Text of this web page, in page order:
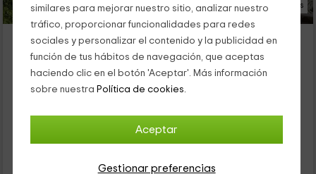
similares para mejorar nuestro sitio, analizar nuestro
tráfico, proporcionar funcionalidades para redes
sociales y personalizar el contenido y la publicidad en
función de tus hábitos de navegación, que aceptas
haciendo clic en el botón 'Aceptar'. Más información
sobre nuestra Política de cookies.
Aceptar
Gestionar preferencias
23 Fotos
Villa Elena
Alojamiento ubicado a 2.2km de Tenteniguada
Valsequillo, Gran Canaria
0 opiniones
2 baños
Contacto directo